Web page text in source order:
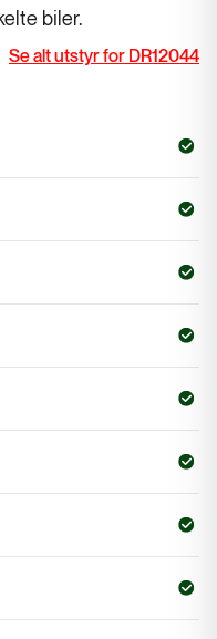
biler.
Se alt utstyr for DR12044